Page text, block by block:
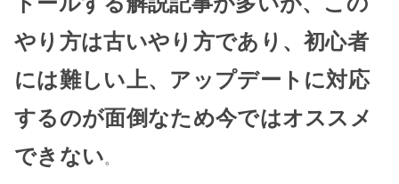
やり方は古いやり方であり、初心者
には難しい上、アップデートに対応
するのが面倒なため今ではオススメ
できない。